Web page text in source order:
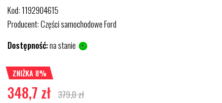
Kod:1192904615
Producent:Części samochodowe Ford
Dostępność:na stanie
ZNIŻKA 8%
348,7 zł 379,0 zł